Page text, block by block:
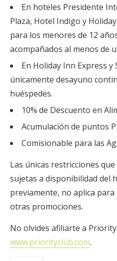
En hoteles Presidente
Plaza, Hotel Indigo y
para los menores de 12
acompañados al menos de
En Holiday Inn Express
únicamente desayuno
huéspedes.
10% de Descuento en
Acumulación de puntos
Comisionable para las
Las únicas restricciones
sujetas a disponibilidad del
previamente, no aplica
otras promociones.
No olvides afiliarte a Priority
www.priorityclub.com.